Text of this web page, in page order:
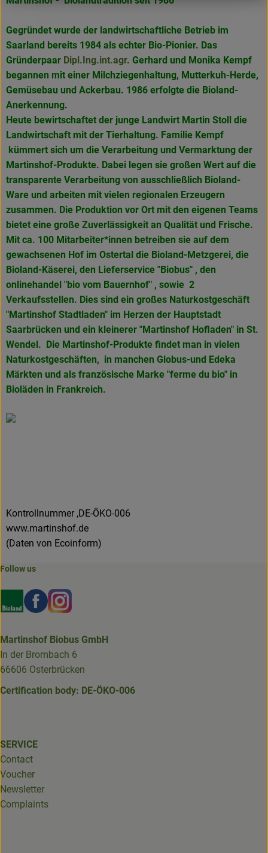
Gegründet wurde der landwirtschaftliche Betrieb im
Saarland bereits 1984 als echter Bio-Pionier. Das
Gründerpaar Dipl.Ing.int.agr. Gerhard und Monika Kempf
begannen mit einer Milchziegenhaltung, Mutterkuh-Herde,
Gemüsebau und Ackerbau. 1986 erfolgte die Bioland-
Anerkennung.
Heute bewirtschaftet der junge Landwirt Martin Stoll die
Landwirtschaft mit der Tierhaltung. Familie Kempf
kümmert sich um die Verarbeitung und Vermarktung der
Martinshof-Produkte. Dabei legen sie großen Wert auf die
transparente Verarbeitung von ausschließlich Bioland-
Ware und arbeiten mit vielen regionalen Erzeugern
zusammen. Die Produktion vor Ort mit den eigenen Teams
bietet eine große Zuverlässigkeit an Qualität und Frische.
Mit ca. 100 Mitarbeiter*innen betreiben sie auf dem
gewachsenen Hof im Ostertal die Bioland-Metzgerei, die
Bioland-Käserei, den Lieferservice "Biobus" , den
onlinehandel "bio vom Bauernhof" , sowie 2
Verkaufsstellen. Dies sind ein großes Naturkostgeschäft
"Martinshof Stadtladen" im Herzen der Hauptstadt
Saarbrücken und ein kleinerer "Martinshof Hofladen" in St.
Wendel. Die Martinshof-Produkte findet man in vielen
Naturkostgeschäften, in manchen Globus-und Edeka
Märkten und als französische Marke "ferme du bio" in
Bioläden in Frankreich.
Kontrollnummer ,DE-ÖKO-006
www.martinshof.de
(Daten von Ecoinform)
Follow us
Externer Link zu https://www.bioland.de/verbraucher
Externer Link zu https://www.facebook.com/
Externer Link zu https://www.instagram.com/
Martinshof Biobus GmbH
In der Brombach 6
66606 Osterbrücken
Certification body: DE-ÖKO-006
SERVICE
Contact
Voucher
Newsletter
Complaints